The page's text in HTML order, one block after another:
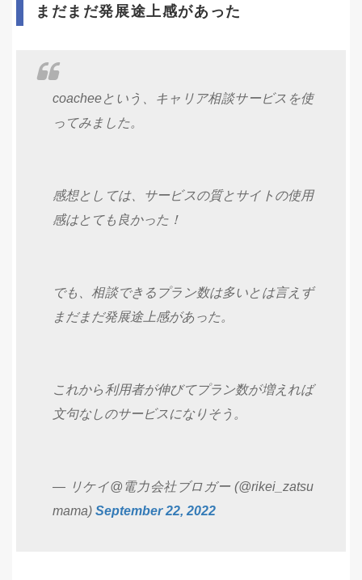
まだまだ発展途上感があった
coacheeという、キャリア相談サービスを使
ってみました。
感想としては、サービスの質とサイトの使用
感はとても良かった！
でも、相談できるプラン数は多いとは言えず
まだまだ発展途上感があった。
これから利用者が伸びてプラン数が増えれば
文句なしのサービスになりそう。
— リケイ@電力会社ブロガー (@rikei_zatsu
mama) September 22, 2022